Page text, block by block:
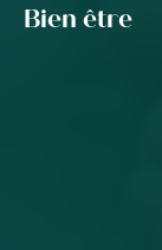
Bien être